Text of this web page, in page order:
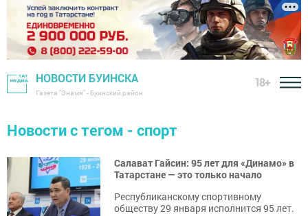
НОВОСТИ БУИНСКА
Газета "Знамя" - Буинский район
18+
Новости с тегом - спорт
Салават Гайсин: 95 лет для «Динамо» в
Татарстане — это только начало
Республиканскому спортивному
обществу 29 января исполнится 95 лет.